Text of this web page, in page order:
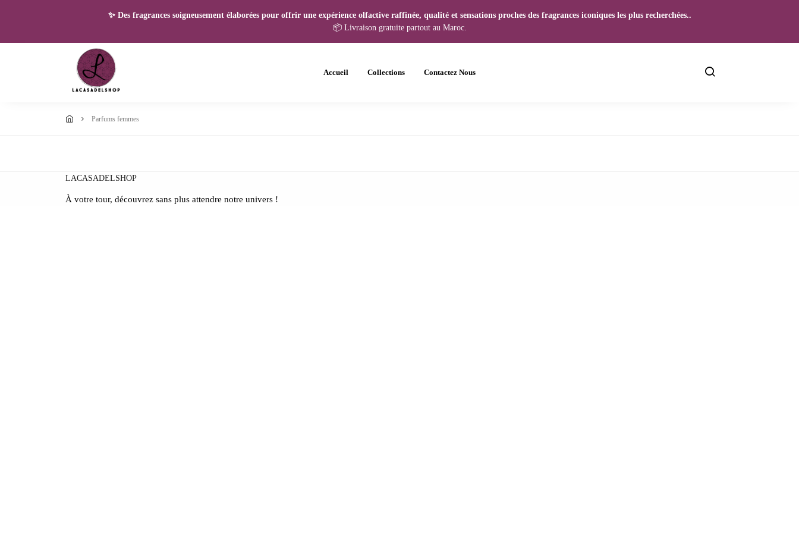
✨ Des fragrances soigneusement élaborées pour offrir une expérience olfactive raffinée, qualité et sensations proches des fragrances iconiques les plus recherchées..
📦 Livraison gratuite partout au Maroc.
Accueil Collections Contactez Nous
parfums femmes
LACASADELSHOP
À votre tour, découvrez sans plus attendre notre univers !